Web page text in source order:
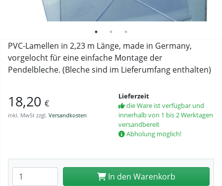
PVC-Lamellen in 2,23 m Länge, made in Germany,
vorgelocht für eine einfache Montage der
Pendelbleche. (Bleche sind im Lieferumfang enthalten)
18,20 €
inkl. MwSt zzgl. Versandkosten
Lieferzeit
die Ware ist verfügbar und
innerhalb von 1 bis 2 Werktagen
versandbereit
Abholung möglich!
Anzahl eingeben In den Warenkorb